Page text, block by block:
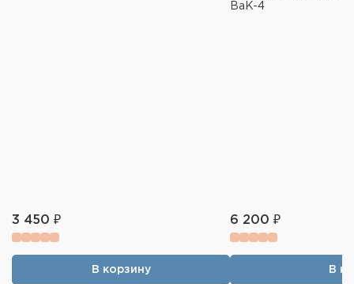
3 450 ₽
В корзину
BaK-4
6 200 ₽
В